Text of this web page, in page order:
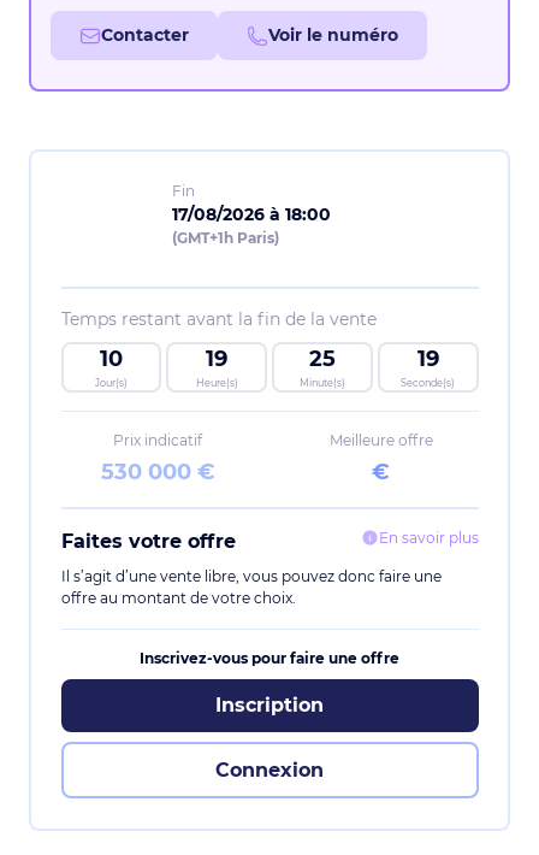
Contacter Voir le numéro
Fin
17/08/2026 à 18:00
(GMT+1h Paris)
Temps restant avant la fin de la vente
10
Jour(s)
19
Heure(s)
25
Minute(s)
18
Seconde(s)
Prix indicatif
530 000 €
Meilleure offre
€
Faites votre offre En savoir plus
Il s’agit d’une vente libre, vous pouvez donc faire une
offre au montant de votre choix.
Inscrivez-vous pour faire une offre
Inscription
Connexion